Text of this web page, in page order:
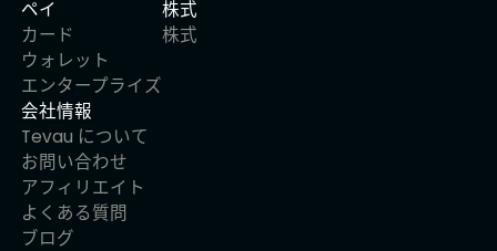
ペイ
カード
ウォレット
エンタープライズ
株式
株式
会社情報
Tevau について
お問い合わせ
アフィリエイト
よくある質問
ブログ